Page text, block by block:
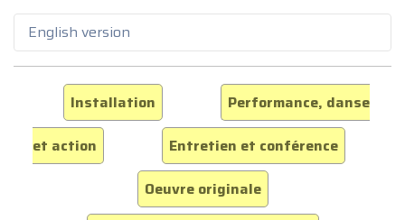
English version
Installation
Performance, danse
et action
Entretien et conférence
Oeuvre originale